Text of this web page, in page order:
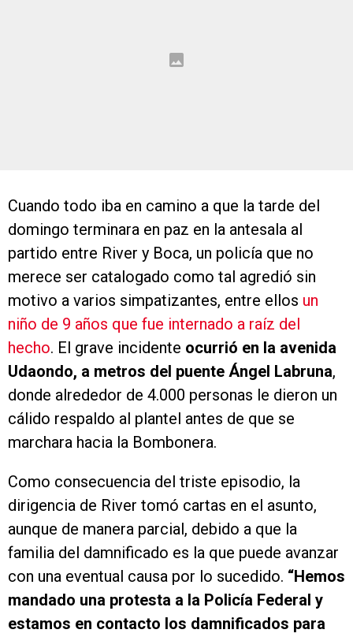
Cuando todo iba en camino a que la tarde del
domingo terminara en paz en la antesala al
partido entre River y Boca, un policía que no
merece ser catalogado como tal agredió sin
motivo a varios simpatizantes, entre ellos un
niño de 9 años que fue internado a raíz del
hecho. El grave incidente ocurrió en la avenida
Udaondo, a metros del puente Ángel Labruna,
donde alrededor de 4.000 personas le dieron un
cálido respaldo al plantel antes de que se
marchara hacia la Bombonera.
Como consecuencia del triste episodio, la
dirigencia de River tomó cartas en el asunto,
aunque de manera parcial, debido a que la
familia del damnificado es la que puede avanzar
con una eventual causa por lo sucedido. “Hemos
mandado una protesta a la Policía Federal y
estamos en contacto los damnificados para